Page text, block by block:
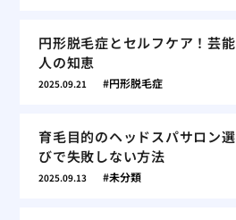
円形脱毛症とセルフケア！芸能
人の知恵
2025.09.21 円形脱毛症
育毛目的のヘッドスパサロン選
びで失敗しない方法
2025.09.13 未分類